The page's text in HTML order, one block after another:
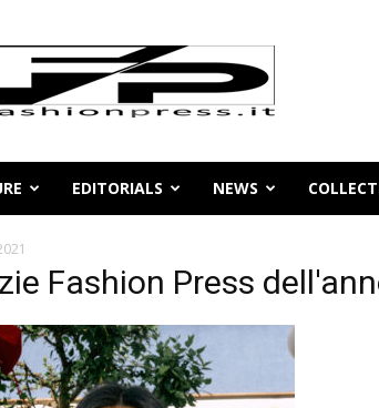
EDITORIALS NEWS
Fashion Press